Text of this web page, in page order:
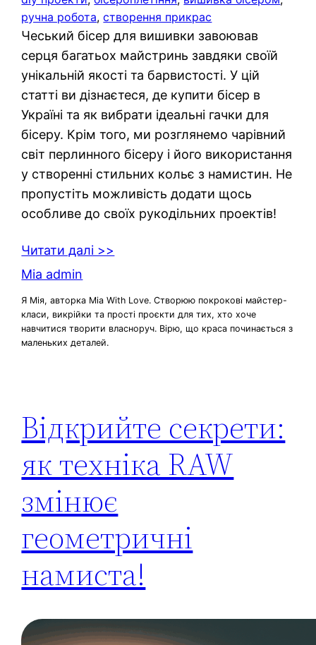
ручна робота, створення прикрас
Чеський бісер для вишивки завоював
серця багатьох майстринь завдяки своїй
унікальній якості та барвистості. У цій
статті ви дізнаєтеся, де купити бісер в
Україні та як вибрати ідеальні гачки для
бісеру. Крім того, ми розглянемо чарівний
світ перлинного бісеру і його використання
у створенні стильних кольє з намистин. Не
пропустіть можливість додати щось
особливе до своїх рукодільних проектів!
Читати далі >>
Mia admin
Я Мія, авторка Mia With Love. Створюю покрокові майстер-
класи, викрійки та прості проєкти для тих, хто хоче
навчитися творити власноруч. Вірю, що краса починається з
маленьких деталей.
Відкрийте секрети:
як техніка RAW
змінює
геометричні
намиста!